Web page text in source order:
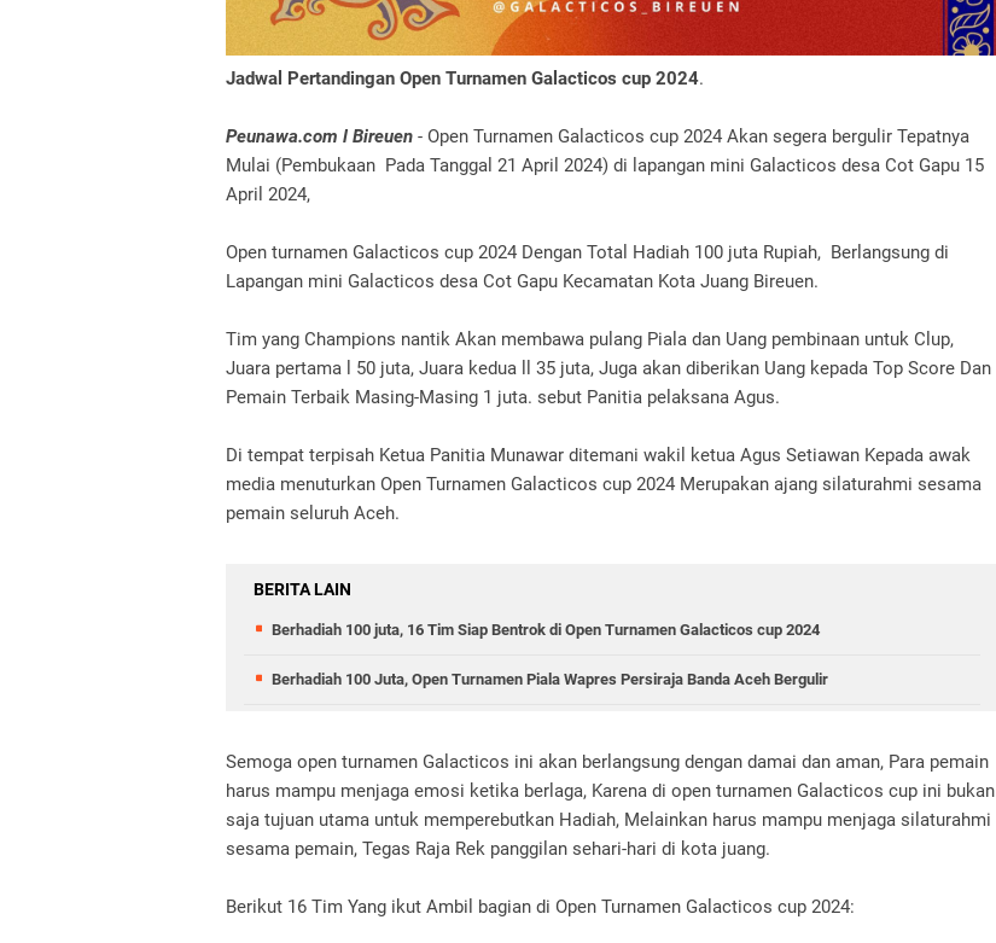
Jadwal Pertandingan Open Turnamen Galacticos cup 2024.
Peunawa.com l Bireuen - Open Turnamen Galacticos cup 2024 Akan segera bergulir Tepatnya
Mulai (Pembukaan Pada Tanggal 21 April 2024) di lapangan mini Galacticos desa Cot Gapu 15
April 2024,
Open turnamen Galacticos cup 2024 Dengan Total Hadiah 100 juta Rupiah, Berlangsung di
Lapangan mini Galacticos desa Cot Gapu Kecamatan Kota Juang Bireuen.
Tim yang Champions nantik Akan membawa pulang Piala dan Uang pembinaan untuk Clup,
Juara pertama l 50 juta, Juara kedua ll 35 juta, Juga akan diberikan Uang kepada Top Score Dan
Pemain Terbaik Masing-Masing 1 juta. sebut Panitia pelaksana Agus.
Di tempat terpisah Ketua Panitia Munawar ditemani wakil ketua Agus Setiawan Kepada awak
media menuturkan Open Turnamen Galacticos cup 2024 Merupakan ajang silaturahmi sesama
pemain seluruh Aceh.
BERITA LAIN
Berhadiah 100 juta, 16 Tim Siap Bentrok di Open Turnamen Galacticos cup 2024
Berhadiah 100 Juta, Open Turnamen Piala Wapres Persiraja Banda Aceh Bergulir
Semoga open turnamen Galacticos ini akan berlangsung dengan damai dan aman, Para pemain
harus mampu menjaga emosi ketika berlaga, Karena di open turnamen Galacticos cup ini bukan
saja tujuan utama untuk memperebutkan Hadiah, Melainkan harus mampu menjaga silaturahmi
sesama pemain, Tegas Raja Rek panggilan sehari-hari di kota juang.
Berikut 16 Tim Yang ikut Ambil bagian di Open Turnamen Galacticos cup 2024: